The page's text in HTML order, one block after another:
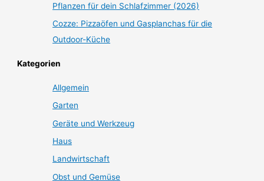
Pflanzen für dein Schlafzimmer (2026)
Cozze: Pizzaöfen und Gasplanchas für die
Outdoor-Küche
Kategorien
Allgemein
Garten
Geräte und Werkzeug
Haus
Landwirtschaft
Obst und Gemüse